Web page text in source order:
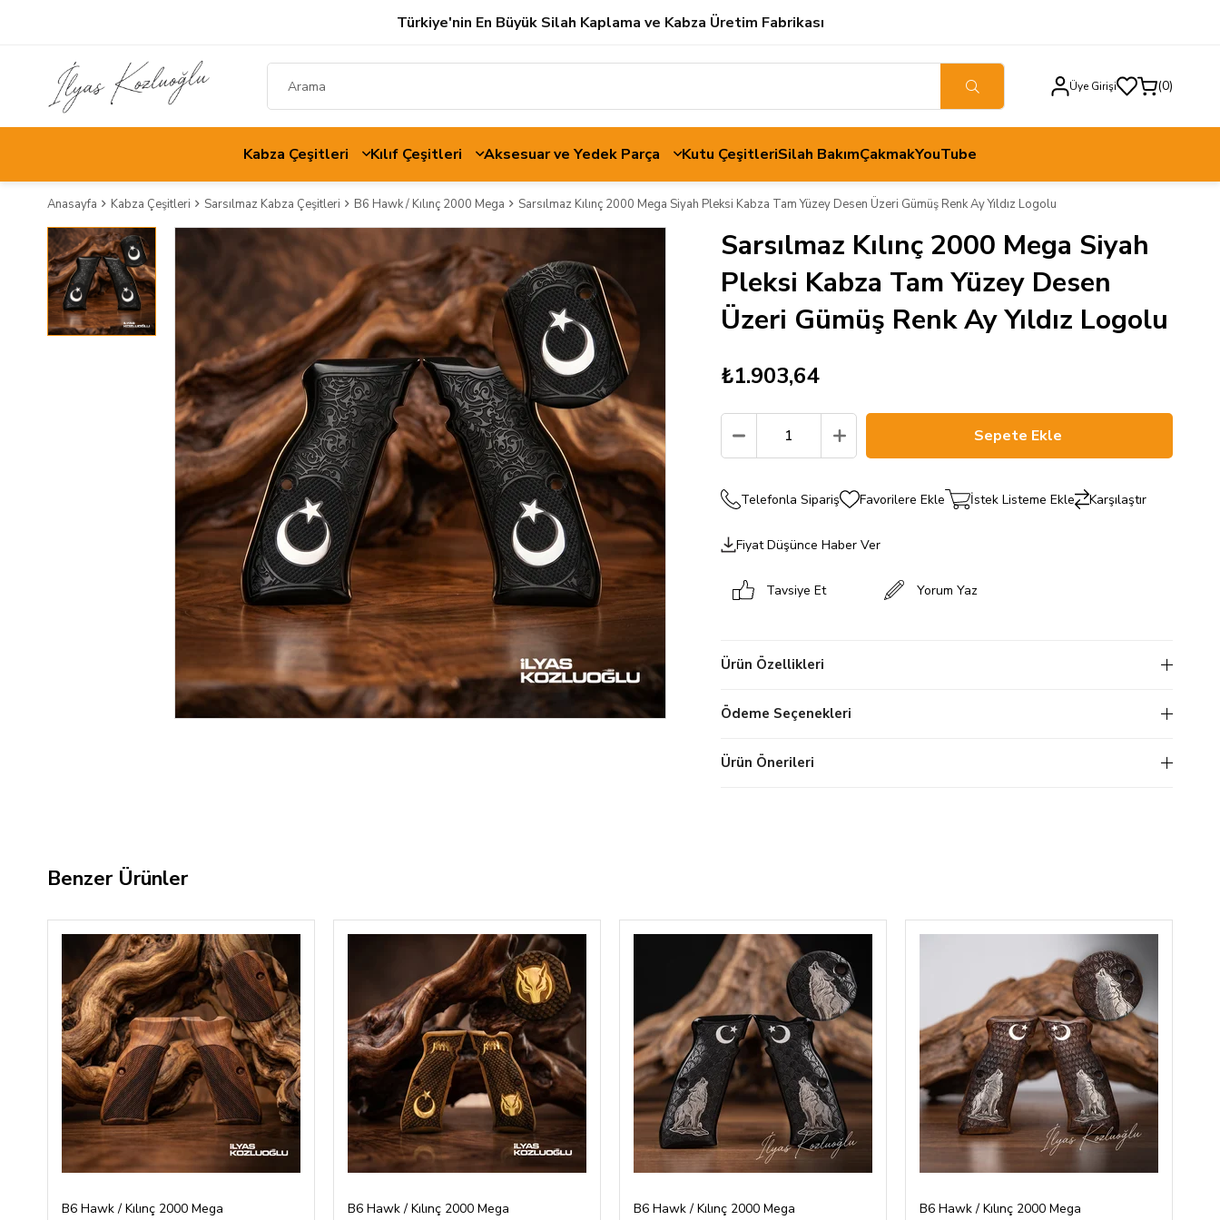
Türkiye'nin En Büyük Silah Kaplama ve Kabza Üretim Fabrikası
Üye Girişi 0
Kabza Çeşitleri Kılıf Çeşitleri Aksesuar ve Yedek Parça Kutu ÇeşitleriSilah BakımÇakmakYouTube
Anasayfa Kabza Çeşitleri Sarsılmaz Kabza Çeşitleri B6 Hawk / Kılınç 2000 Mega Sarsılmaz Kılınç 2000 Mega Siyah Pleksi Kabza Tam Yüzey Desen Üzeri Gümüş Renk Ay Yıldız Logolu
Sarsılmaz Kılınç 2000 Mega Siyah
Pleksi Kabza Tam Yüzey Desen
Üzeri Gümüş Renk Ay Yıldız Logolu
₺1.903,64
Telefonla Sipariş Favorilere Ekle İstek Listeme Ekle Karşılaştır
Fiyat Düşünce Haber Ver
Tavsiye Et Yorum Yaz
Ürün Özellikleri
Ödeme Seçenekleri
Ürün Önerileri
Benzer Ürünler
B6 Hawk / Kılınç 2000 Mega
B6 Hawk / Kılınç 2000 Mega
B6 Hawk / Kılınç 2000 Mega
B6 Hawk / Kılınç 2000 Mega